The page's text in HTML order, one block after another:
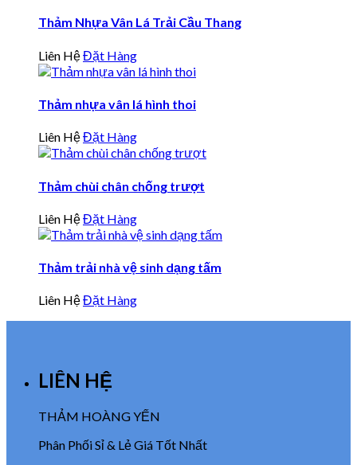
Thảm Nhựa Vân Lá Trải Cầu Thang
Liên HệĐặt Hàng
Thảm nhựa vân lá hình thoi
Liên HệĐặt Hàng
Thảm chùi chân chống trượt
Liên HệĐặt Hàng
Thảm trải nhà vệ sinh dạng tấm
Liên HệĐặt Hàng
LIÊN HỆ
THẢM HOÀNG YẾN
Phân Phối Sỉ & Lẻ Giá Tốt Nhất